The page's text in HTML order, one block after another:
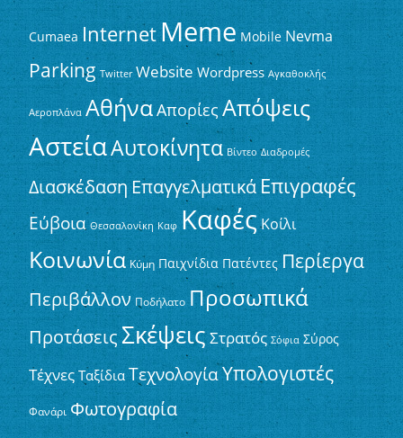
Cumaea Internet Meme Mobile Nevma
Parking Twitter Website Wordpress Αγκαθοκλής
Αεροπλάνα ΑθήναΑπορίες Απόψεις
ΑστείαΑυτοκίνητα Βίντεο Διαδρομές
ΔιασκέδασηΕπαγγελματικάΕπιγραφές
Εύβοια Θεσσαλονίκη Καφ Καφές Κοίλι
Κοινωνία Κύμη Παιχνίδια Πατέντες Περίεργα
Περιβάλλον Ποδήλατο Προσωπικά
ΠροτάσειςΣκέψειςΣτρατός Σόφια Σύρος
Τέχνες Ταξίδια ΤεχνολογίαΥπολογιστές
Φανάρι Φωτογραφία